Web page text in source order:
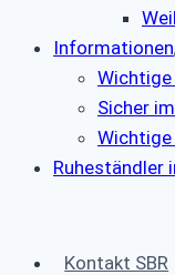
Informationen
Wichtige
Sicher
Wichtige
Ruheständler
Kontakt SBR